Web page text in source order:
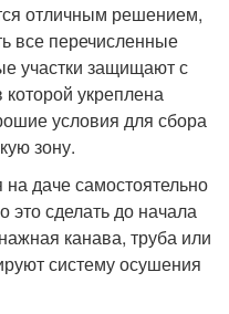
отличным решением,
все перечисленные
участки защищают с
укреплена
условия для сбора
зону.
даче самостоятельно
это сделать до начала
канава, труба или
систему осушения